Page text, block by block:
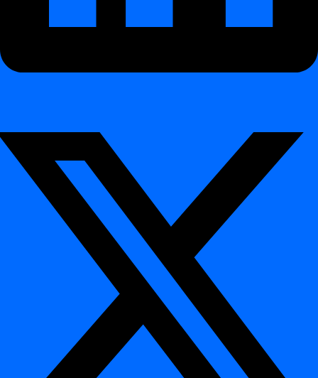
A napi piaci adatok két órát késnek, ami miatt a
betöltés
mintaeltolódás vasárnaponként nem várható adat
Architektúra és végrehajtás ¶
Adatbázison belüli végrehajtás:
a digna a timeliness
ellenőrzéseket közvetlenül az Ön adatbázisában vagy adat-
tárházában futtatja.
Könnyű metaadat-hozzáférés:
olvassa a feladatok
időbélyegeit, rekordszámokat és partícióinformációkat —
nincs szükség adatkinyerésre.
Konfigurálható gyakoriság:
ütemezze a figyelést dataset,
séma vagy csővezeték szerint.
Modulok közötti riasztások:az eredmények vizuális
figyelmeztetéseket indíthatnak a
Inspection Hub
értesítéseket küldhetnek e-mailen, Slack-en vagy API-n
keresztül.